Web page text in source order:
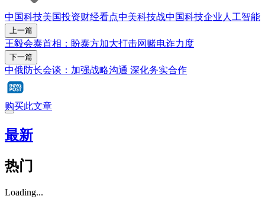
中国科技美国投资财经看点中美科技战中国科技企业人工智能
上一篇
王毅会泰首相：盼泰方加大打击网赌电诈力度
下一篇
中俄防长会谈：加强战略沟通 深化务实合作
购买此文章
最新
热门
Loading...